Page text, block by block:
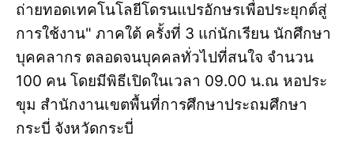
ถ่ายทอดเทคโนโลยีโดรนแปรอักษรเพื่อประยุกต์สู่
การใช้งาน" ภาคใต้ ครั้งที่ 3 แก่นักเรียน นักศึกษา
บุคคลากร ตลอดจนบุคคลทั่วไปที่สนใจ จำนวน
100 คน โดยมีพิธีเปิดในเวลา 09.00 น.ณ หอประ
ขุม สำนักงานเขตพื้นที่การศึกษาประถมศึกษา
กระบี่ จังหวัดกระบี่